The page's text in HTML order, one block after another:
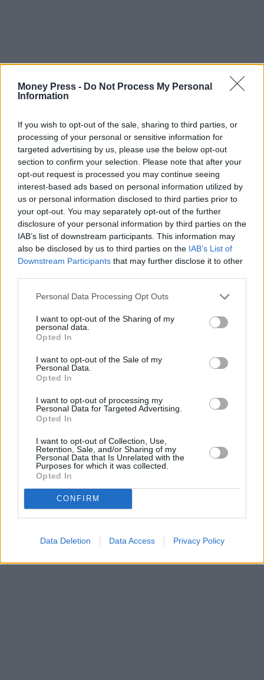
Money Press - Do Not Process My Personal
Information
If you wish to opt-out of the sale, sharing to third parties, or
processing of your personal or sensitive information for
targeted advertising by us, please use the below opt-out
section to confirm your selection. Please note that after your
opt-out request is processed you may continue seeing
interest-based ads based on personal information utilized by
us or personal information disclosed to third parties prior to
your opt-out. You may separately opt-out of the further
disclosure of your personal information by third parties on the
IAB’s list of downstream participants. This information may
also be disclosed by us to third parties on the IAB’s List of
Downstream Participants that may further disclose it to other
Personal Data Processing Opt Outs
I want to opt-out of the Sharing of my
personal data.
Opted In
I want to opt-out of the Sale of my
Personal Data.
Opted In
I want to opt-out of processing my
Personal Data for Targeted Advertising.
Opted In
I want to opt-out of Collection, Use,
Retention, Sale, and/or Sharing of my
Personal Data that Is Unrelated with the
Purposes for which it was collected.
Opted In
CONFIRM
Data Deletion Data Access Privacy Policy